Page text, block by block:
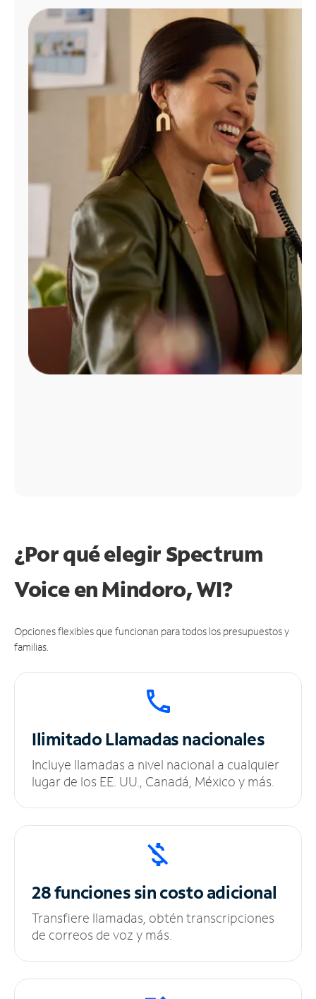
Administrar
cuenta
Encuentra
tienda
¿Por qué elegir Spectrum
Voice en Mindoro, WI?
Opciones flexibles que funcionan para todos los presupuestos y
familias.
IlimitadoLlamadas nacionales
Incluye llamadas a nivel nacional a cualquier
lugar de los EE. UU., Canadá, México y más.
28 funciones sincosto adicional
Transfiere llamadas, obtén transcripciones
de correos de voz y más.